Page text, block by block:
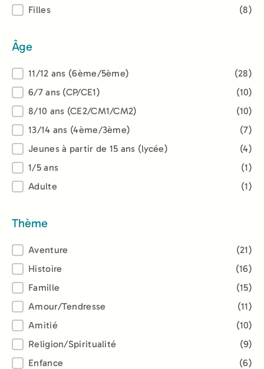
Filles
(8)
Âge
Âge11/12 ans (6ème/5ème)
(28)
6/7 ans (CP/CE1)
(10)
8/10 ans (CE2/CM1/CM2)
(10)
13/14 ans (4ème/3ème)
(7)
Jeunes à partir de 15 ans (lycée)
(4)
1/5 ans
(1)
Adulte
(1)
Thème
Thème
Aventure
(21)
Histoire
(16)
Famille
(15)
Amour/Tendresse
(11)
Amitié
(10)
Religion/Spiritualité
(9)
Enfance
(6)